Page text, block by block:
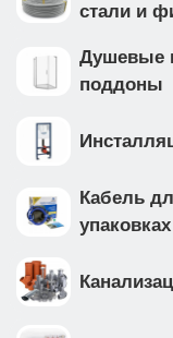
стали и
Душевые
поддоны
Кабель